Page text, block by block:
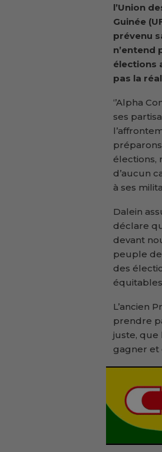
l’Union
Guinée
prévenu
n’entend
élections
pas la
‘’Alpha
ses
élections,
d’aucun
à ses
Dalein
déclare
devant
peuple
des
L’ancien
prendre
juste, que
gagner et